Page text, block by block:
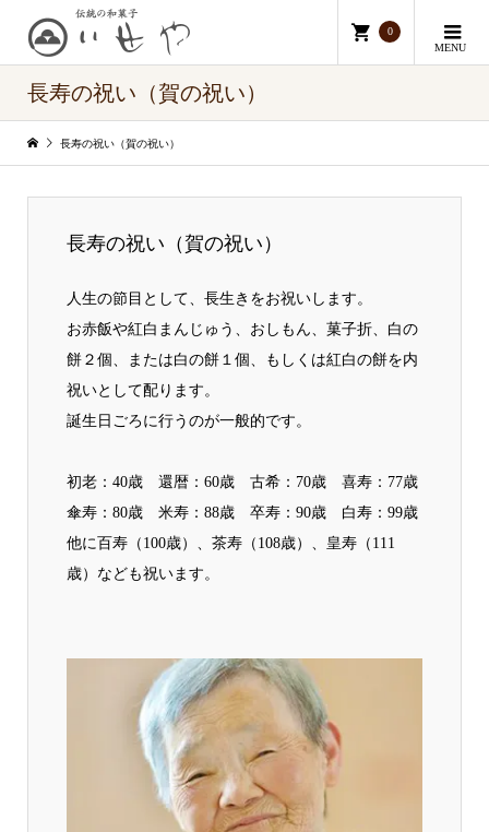
0
MENU
長寿の祝い（賀の祝い）
長寿の祝い（賀の祝い）
長寿の祝い（賀の祝い）
人生の節目として、長生きをお祝いします。
お赤飯や紅白まんじゅう、おしもん、菓子折、白の
餅２個、または白の餅１個、もしくは紅白の餅を内
祝いとして配ります。
誕生日ごろに行うのが一般的です。
初老：40歳 還暦：60歳 古希：70歳 喜寿：77歳
傘寿：80歳 米寿：88歳 卒寿：90歳 白寿：99歳
他に百寿（100歳）、茶寿（108歳）、皇寿（111
歳）なども祝います。